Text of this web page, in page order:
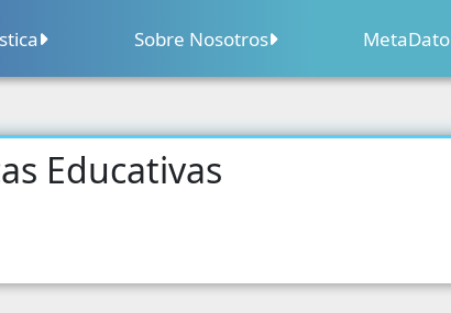
Agropecuario
Sobre Nosotros
Calendario
MetaDato
Educativas